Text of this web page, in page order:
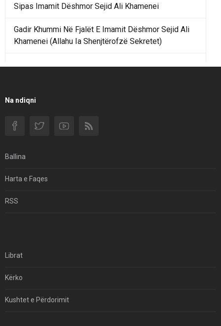
Sipas Imamit Dëshmor Sejid Ali Khamenei
Gadir Khummi Në Fjalët E Imamit Dëshmor Sejid Ali
Khamenei (Allahu Ia Shenjtërofzë Sekretet)
Një Rend Rajonal I Udhëhequr Nga Irani Kundrejt Një
Filmi I Shkurtër Iranian “Pasta Alfredo” Ka Udhëtuar
Na ndiqni
Ballina
Harta e Faqes
RSS
Librat
Kërko
Kushtet e Përdorimit